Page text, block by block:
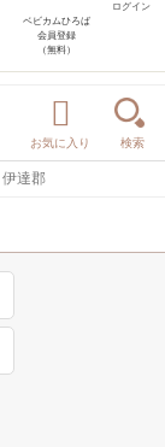
ログイン
ベビカムひろば
会員登録
（無料）
お気に入り 検索
伊達郡